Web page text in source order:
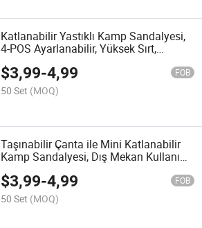
Katlanabilir Yastıklı Kamp Sandalyesi,
4-POS Ayarlanabilir, Yüksek Sırt,
$3,99-4,99 FOB
50 Set (MOQ)
Taşınabilir Çanta ile Mini Katlanabilir
Kamp Sandalyesi, Dış Mekan Kullanımı
için
$3,99-4,99 FOB
50 Set (MOQ)